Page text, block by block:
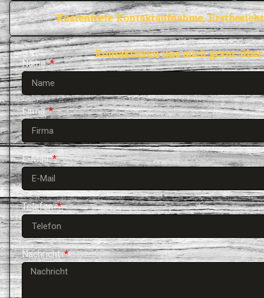
Kostenfreie Kontaktaufnahme,
Kontaktieren uns auch gerne
Name
Firma
E-Mail
Telefon
Nachricht